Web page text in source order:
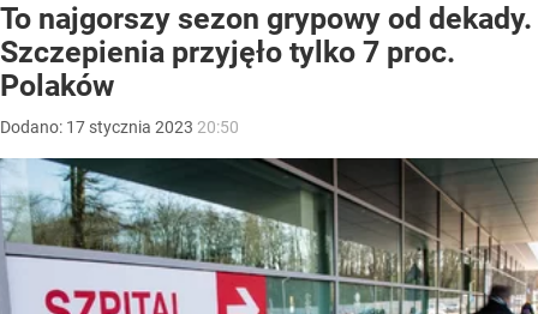
To najgorszy sezon grypowy od dekady.
Szczepienia przyjęło tylko 7 proc.
Polaków
Dodano: 17 stycznia 2023 20:50